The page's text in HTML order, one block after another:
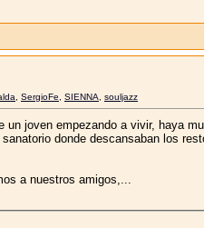
, SergioFe, SIENNA, souljazz
joven empezando a vivir, haya
donde descansaban los
a nuestros amigos,...